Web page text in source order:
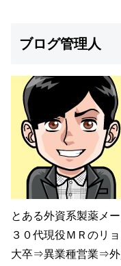
ブログ管理人
とある外資系製薬メー
３０代現役ＭＲのリョ
大卒⇒異業種営業⇒外